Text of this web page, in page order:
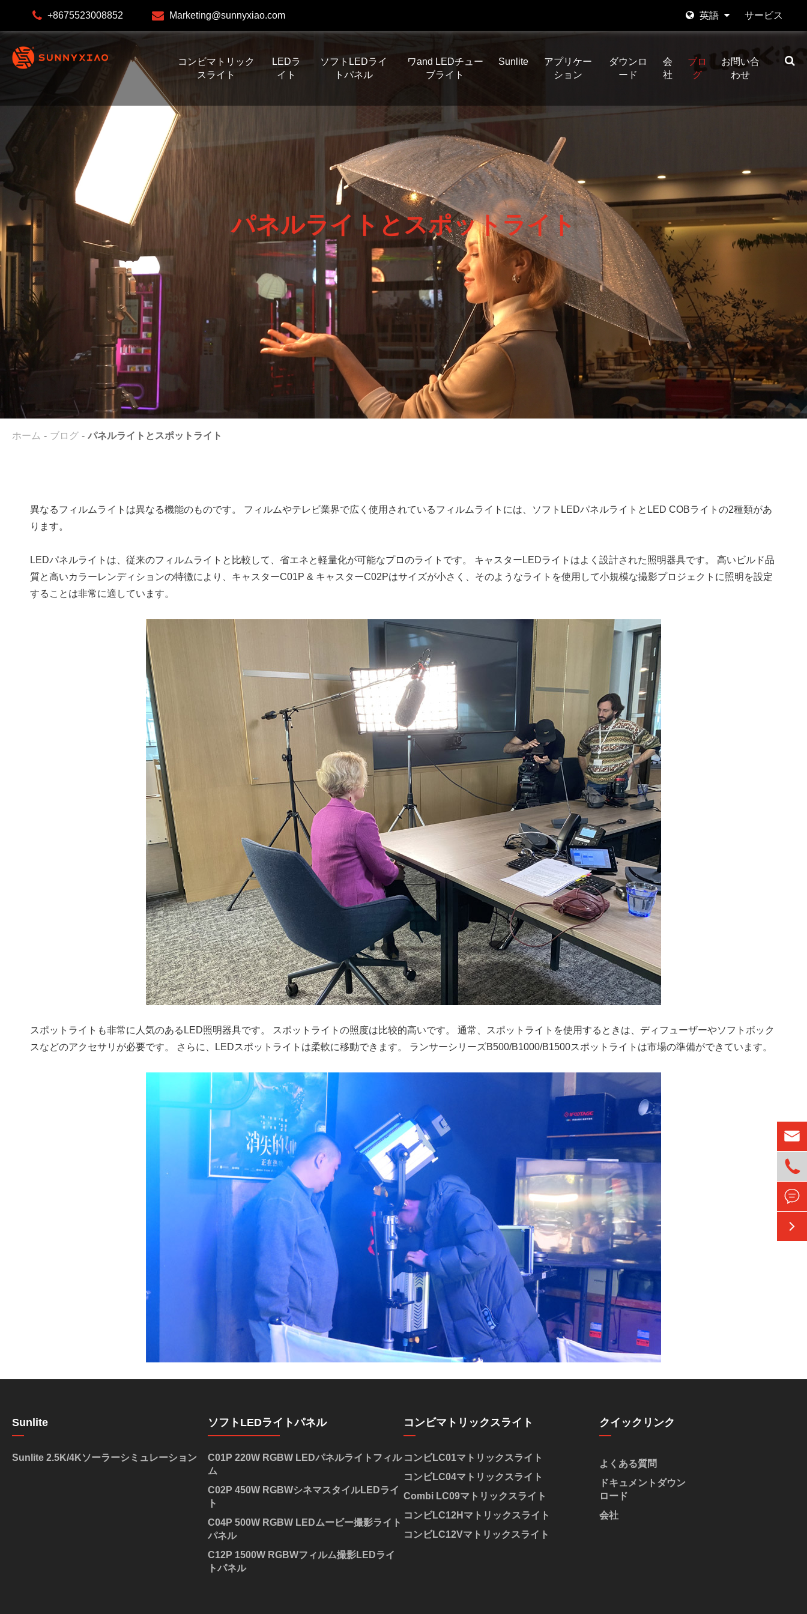
+8675523008852 Marketing@sunnyxiao.com サービス
英語
日本語
العربية
コンビマトリック
スライト
LEDラ
イト
ソフトLEDライ
トパネル
ワand LEDチュー
ブライト
Sunlite
アプリケー
ション
ダウンロ
ード
会
社
ブロ
グ
お問い合
わせ
パネルライトとスポットライト
ホーム ブログ パネルライトとスポットライト
異なるフィルムライトは異なる機能のものです。 フィルムやテレビ業界で広く使用されているフィルムライトには、ソフトLEDパネルライトとLED COBライトの2種類があ
ります。
LEDパネルライトは、従来のフィルムライトと比較して、省エネと軽量化が可能なプロのライトです。 キャスターLEDライトはよく設計された照明器具です。 高いビルド品
質と高いカラーレンディションの特徴により、キャスターC01P & キャスターC02Pはサイズが小さく、そのようなライトを使用して小規模な撮影プロジェクトに照明を設定
することは非常に適しています。
スポットライトも非常に人気のあるLED照明器具です。 スポットライトの照度は比较的高いです。 通常、スポットライトを使用するときは、ディフューザーやソフトボック
スなどのアクセサリが必要です。 さらに、LEDスポットライトは柔軟に移動できます。 ランサーシリーズB500/B1000/B1500スポットライトは市場の準備ができています。
Sunlite
Sunlite 2.5K/4Kソーラーシミュレーション
ソフトLEDライトパネル
C01P 220W RGBW LEDパネルライトフィル
ム
C02P 450W RGBWシネマスタイルLEDライ
ト
C04P 500W RGBW LEDムービー撮影ライト
パネル
C12P 1500W RGBWフィルム撮影LEDライ
トパネル
コンビマトリックスライト
コンビLC01マトリックスライト
コンビLC04マトリックスライト
Combi LC09マトリックスライト
コンビLC12Hマトリックスライト
コンビLC12Vマトリックスライト
クイックリンク
よくある質問
ドキュメントダウン
ロード
会社



